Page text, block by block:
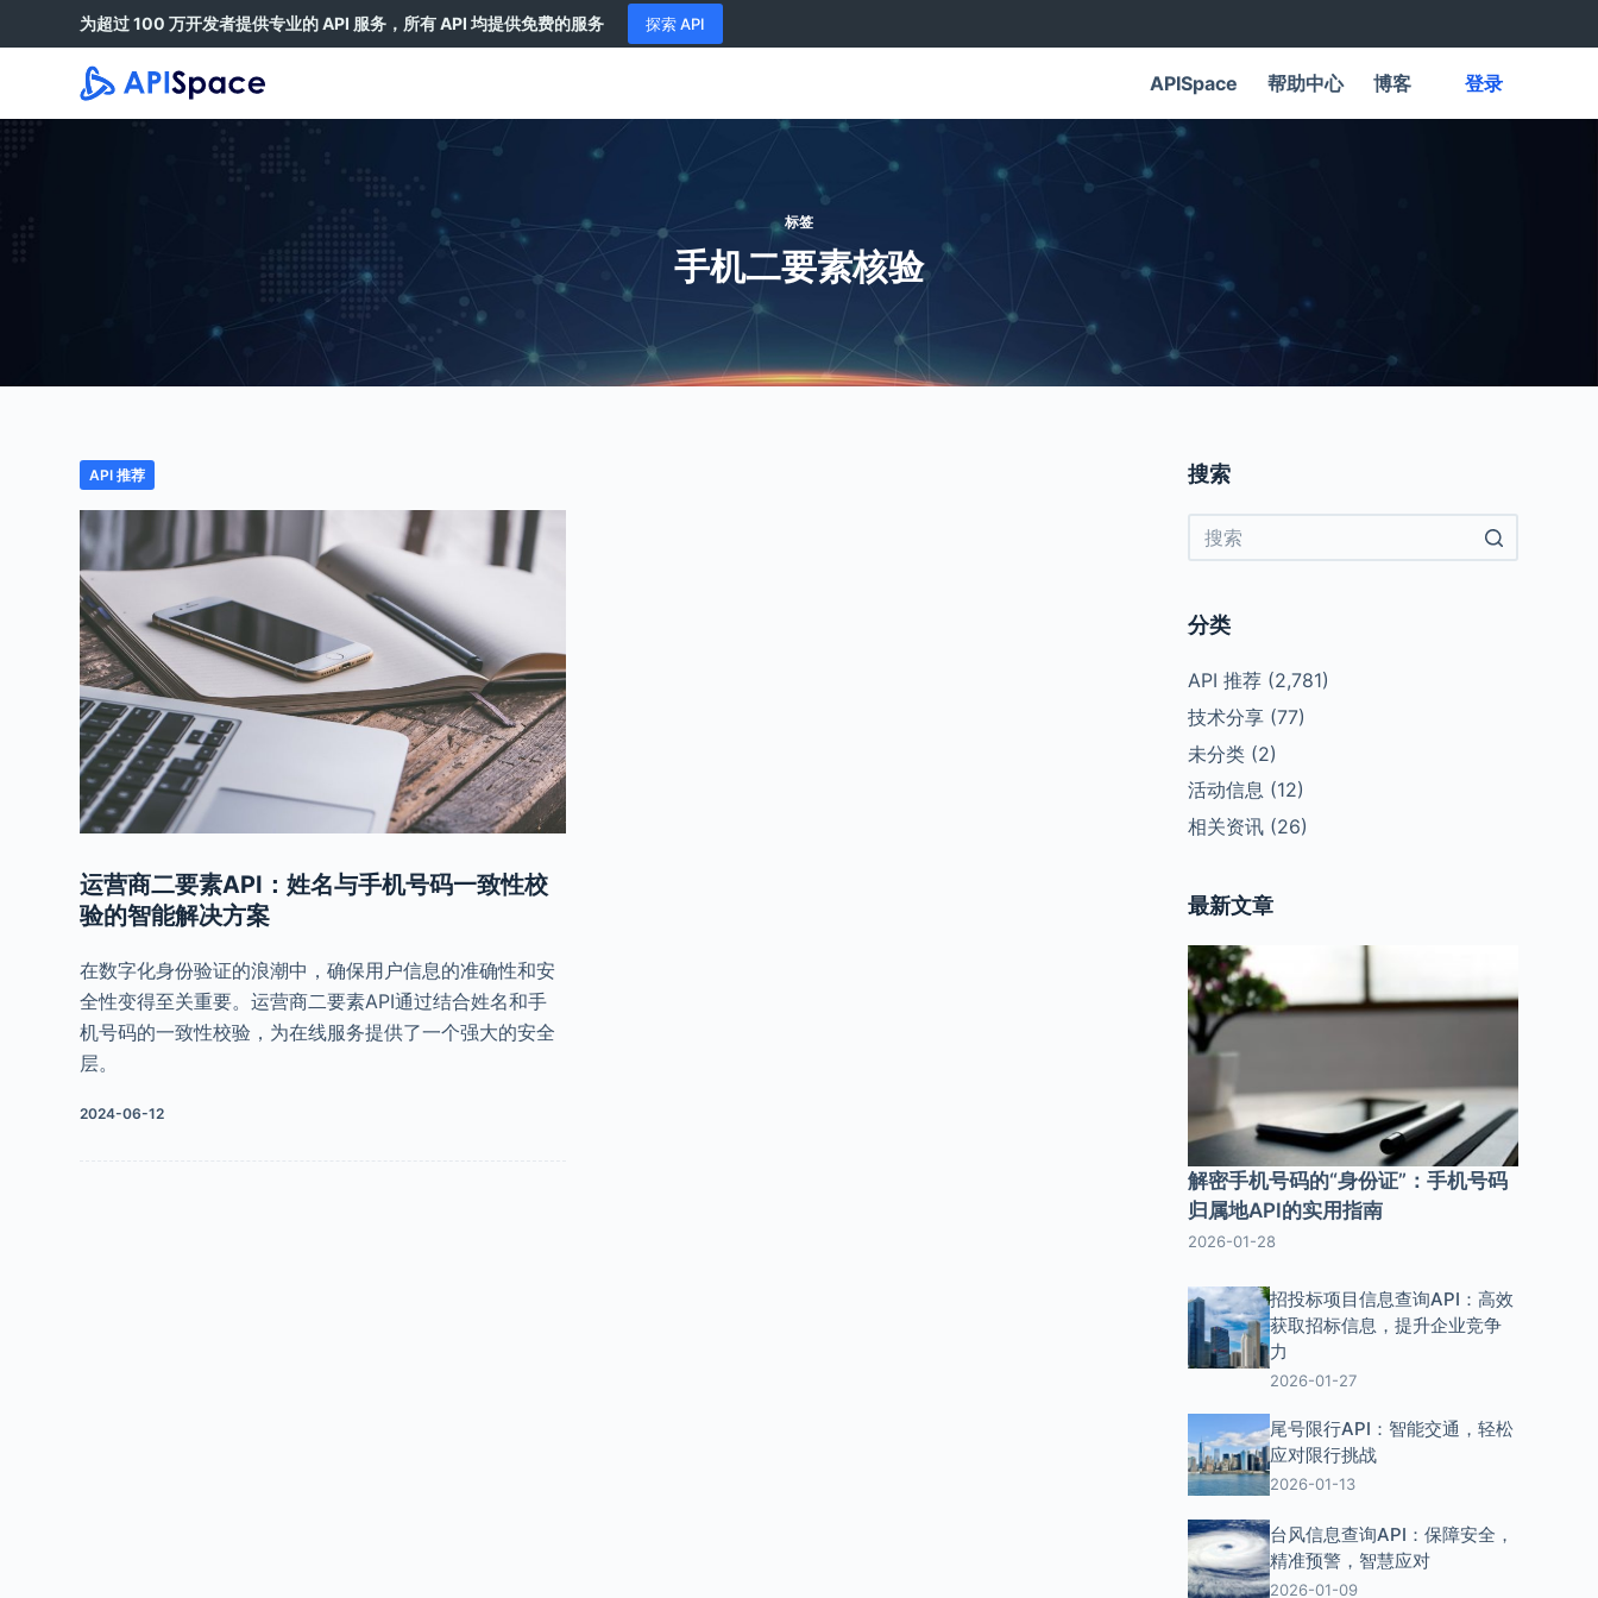
容
为超过 100 万开发者提供专业的 API 服务，所有 API 均提供免费的服务 探索 API
APISpace 帮助中心 博客 登录
标签
手机二要素核验
API 推荐
运营商二要素API：姓名与手机号码一致性校
验的智能解决方案
在数字化身份验证的浪潮中，确保用户信息的准确性和安
全性变得至关重要。运营商二要素API通过结合姓名和手
机号码的一致性校验，为在线服务提供了一个强大的安全
层。
2024-06-12
搜索
分类
API 推荐(2,781)
技术分享(77)
未分类(2)
活动信息 (12)
相关资讯(26)
最新文章
解密手机号码的“身份证”：手机号码
归属地API的实用指南
2026-01-28
招投标项目信息查询API：高效
获取招标信息，提升企业竞争
力
2026-01-27
尾号限行API：智能交通，轻松
应对限行挑战
2026-01-13
台风信息查询API：保障安全，
精准预警，智慧应对
2026-01-09